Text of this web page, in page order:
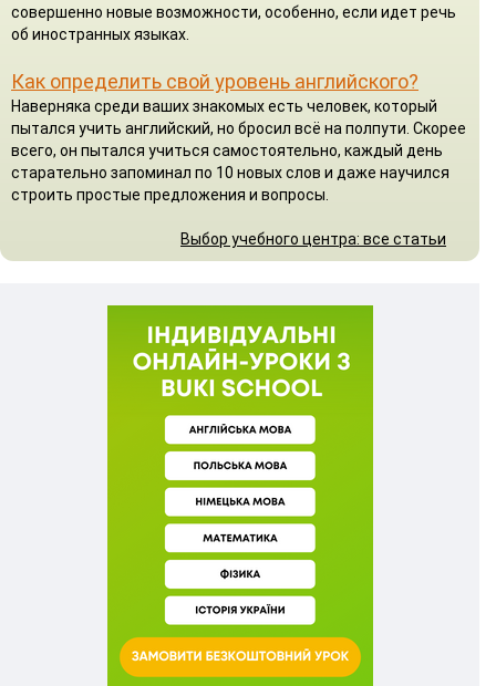
совершенно новые возможности, особенно, если идет речь
об иностранных языках.
Как определить свой уровень английского?
Наверняка среди ваших знакомых есть человек, который
пытался учить английский, но бросил всё на полпути. Скорее
всего, он пытался учиться самостоятельно, каждый день
старательно запоминал по 10 новых слов и даже научился
строить простые предложения и вопросы.
Выбор учебного центра: все статьи